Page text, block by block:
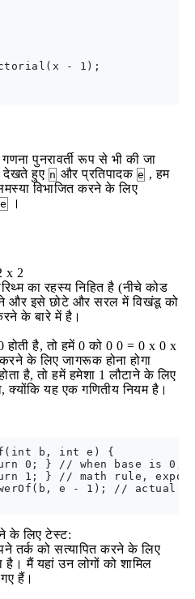
- 1);
पुनरावर्ती रूप से भी की जा
देखते हुए n और प्रतिपादक e , हम
विभाजित करने के लिए
e
।
x 2
का रहस्य निहित है (नीचे कोड
और इसे छोटे और सरल में विखंडू को
के बारे में है।
है, तो हमें 0 को 0 0 = 0 x 0 x
के लिए जागरूक होना होगा
है, तो हमें हमेशा 1 लौटाने के लिए
क्योंकि यह एक गणितीय नियम है।
b, int e) {
0; } // when base is 0,
1; } // math rule,
e - 1); // actual
के लिए टेस्ट:
तर्क को सत्यापित करने के लिए
है। मैं यहां उन लोगों को शामिल
हैं।